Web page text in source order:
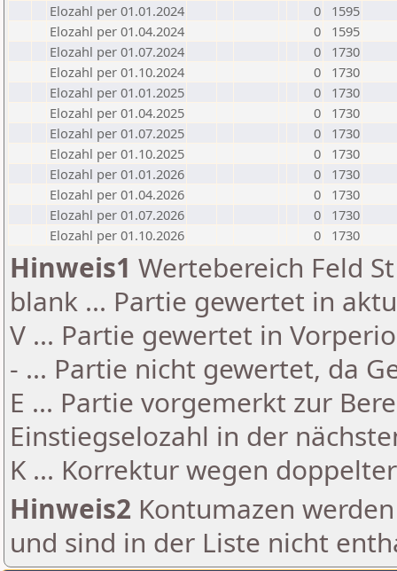
Elozahl per 01.01.2024
0
1595
Elozahl per 01.04.2024
0
1595
Elozahl per 01.07.2024
0
1730
Elozahl per 01.10.2024
0
1730
Elozahl per 01.01.2025
0
1730
Elozahl per 01.04.2025
0
1730
Elozahl per 01.07.2025
0
1730
Elozahl per 01.10.2025
0
1730
Elozahl per 01.01.2026
0
1730
Elozahl per 01.04.2026
0
1730
Elozahl per 01.07.2026
0
1730
Elozahl per 01.10.2026
0 1730
Hinweis1 Wertebereich Feld
blank ... Partie gewertet in
V ... Partie gewertet in
- ... Partie nicht gewertet, da
E ... Partie vorgemerkt zur
Einstiegselozahl in der
K ... Korrektur wegen
Hinweis2 Kontumazen
und sind in der Liste nicht